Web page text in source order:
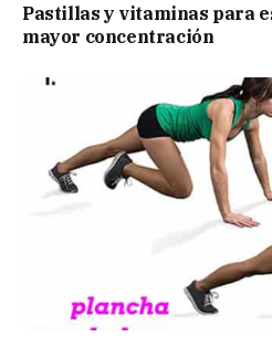
Pastillas y vitaminas para
mayor concentración